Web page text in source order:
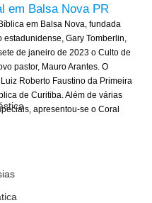
em Balsa Nova PR
em Balsa Nova, fundada
estadunidense, Gary Tomberlin,
de janeiro de 2023 o Culto de
pastor, Mauro Arantes. O
Roberto Faustino da Primeira
de Curitiba. Além de várias
apresentou-se o Coral